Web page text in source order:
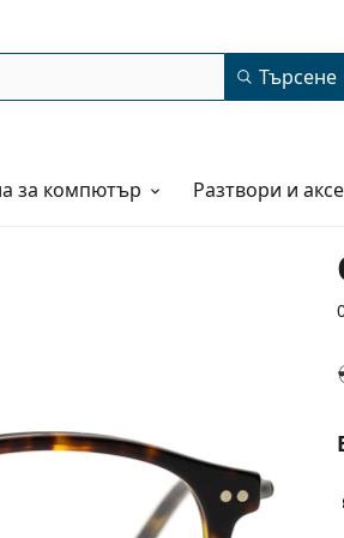
Търсене
за компютър Разтвори и